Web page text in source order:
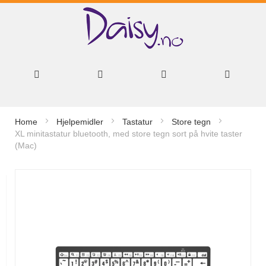
innhold
Home Hjelpemidler Tastatur
Store tegn
XL minitastatur bluetooth, med store tegn sort på hvite taster
(Mac)